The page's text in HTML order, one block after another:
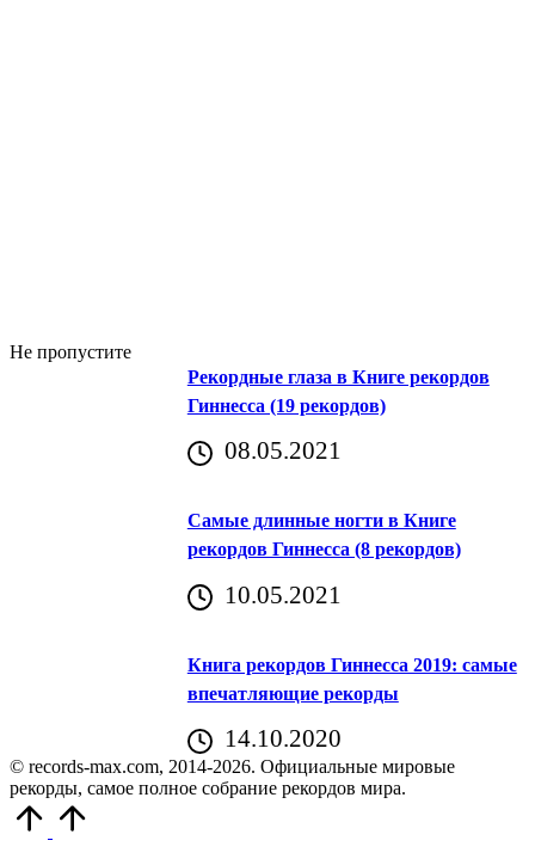
Не пропустите
Рекордные глаза в Книге рекордов
Гиннесса (19 рекордов)
08.05.2021
Самые длинные ногти в Книге
рекордов Гиннесса (8 рекордов)
10.05.2021
Книга рекордов Гиннесса 2019: самые
впечатляющие рекорды
14.10.2020
© records-max.com, 2014-2026. Официальные мировые
рекорды, самое полное собрание рекордов мира.